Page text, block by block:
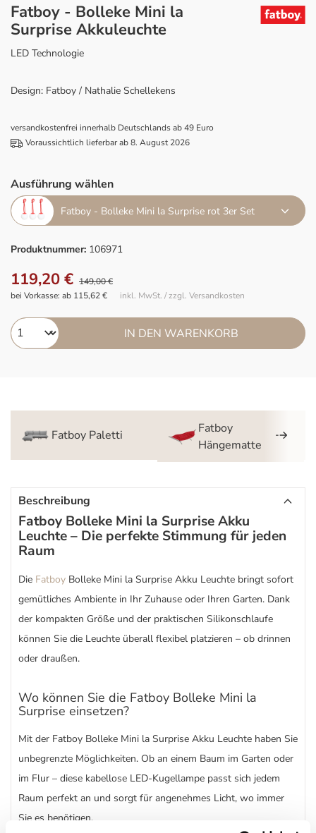
Fatboy - Bolleke Mini la
Surprise Akkuleuchte
LED Technologie
Design: Fatboy / Nathalie Schellekens
versandkostenfrei innerhalb Deutschlands ab 49 Euro
Voraussichtlich lieferbar ab 8. August 2026
Ausführung wählen
Fatboy - Bolleke Mini la Surprise rot 3er Set
Produktnummer: 106971
119,20 € 149,00 €
inkl. MwSt. / zzgl. Versandkosten
bei Vorkasse: ab 115,62 €
IN DEN WARENKORB
Fatboy Paletti
Fatboy
Hängematte
Beschreibung
Fatboy Bolleke Mini la Surprise Akku
Leuchte – Die perfekte Stimmung für jeden
Raum
Die Fatboy Bolleke Mini la Surprise Akku Leuchte bringt sofort
gemütliches Ambiente in Ihr Zuhause oder Ihren Garten. Dank
der kompakten Größe und der praktischen Silikonschlaufe
können Sie die Leuchte überall flexibel platzieren – ob drinnen
oder draußen.
Wo können Sie die Fatboy Bolleke Mini la
Surprise einsetzen?
Mit der Fatboy Bolleke Mini la Surprise Akku Leuchte haben Sie
unbegrenzte Möglichkeiten. Ob an einem Baum im Garten oder
im Flur – diese kabellose LED-Kugellampe passt sich jedem
Raum perfekt an und sorgt für angenehmes Licht, wo immer
Sie es benötigen.